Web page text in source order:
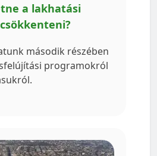
a lakhatási
második részében
programokról